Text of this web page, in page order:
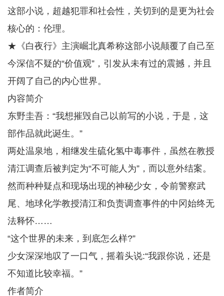
这部小说，超越犯罪和社会性，关切到的是更为社会
核心的：伦理。
★《白夜行》主演崛北真希称这部小说颠覆了自己至
今深信不疑的“价值观”，引发从未有过的震撼，并且
开阔了自己的内心世界。
内容简介
东野圭吾：“我想摧毁自己以前写的小说，于是，这
部作品就此诞生。”
两处温泉地，相继发生硫化氢中毒事件，虽然在教授
清江调查后被判定为“不可能人为”，而以意外结案。
然而种种疑点和现场出现的神秘少女，令前警察武
尾、地球化学教授清江和负责调查事件的中冈始终无
法释怀……
“这个世界的未来，到底怎么样?”
少女深深地叹了一口气，摇着头说:“我跟你说，还是
不知道比较幸福。”
作者简介